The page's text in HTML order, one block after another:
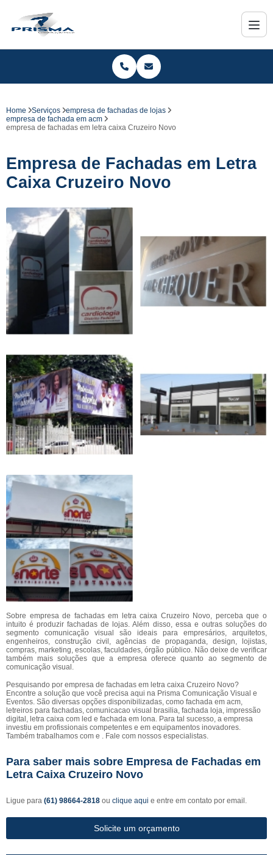
Home Serviços
empresa de fachadas de lojas
empresa de fachada em acm
empresa de fachadas em letra caixa Cruzeiro Novo
Empresa de Fachadas em Letra
Caixa Cruzeiro Novo
Sobre empresa de fachadas em letra caixa Cruzeiro Novo, perceba que o
intuito é produzir fachadas de lojas. Além disso, essa e outras soluções do
segmento comunicação visual são ideais para empresários, arquitetos,
engenheiros, construção civil, agências de propaganda, design, lojistas,
compras, marketing, escolas, faculdades, órgão público. Não deixe de verificar
também mais soluções que a empresa oferece quanto ao segmento de
comunicação visual.
Pesquisando por empresa de fachadas em letra caixa Cruzeiro Novo?
Encontre a solução que você precisa aqui na Prisma Comunicação Visual e
Eventos. São diversas opções disponibilizadas, como fachada em acm,
letreiros para fachadas, comunicacao visual brasilia, fachada loja, impressão
digital, letra caixa com led e fachada em lona. Para tal sucesso, a empresa
investiu em profissionais competentes e em equipamentos inovadores.
Também trabalhamos com e . Fale com nossos especialistas.
Para saber mais sobre Empresa de Fachadas em
Letra Caixa Cruzeiro Novo
Ligue para (61) 98664-2818 ou clique aqui e entre em contato por email.
Solicite um orçamento